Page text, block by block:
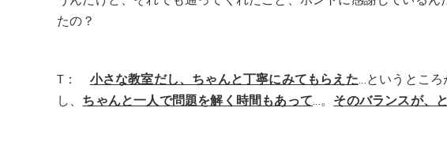
たの？
T： 小さな教室だし、ちゃんと丁寧にみてもらえた…というところ
し、 ちゃんと一人で問題を解く時間もあって…。 そのバランスが、